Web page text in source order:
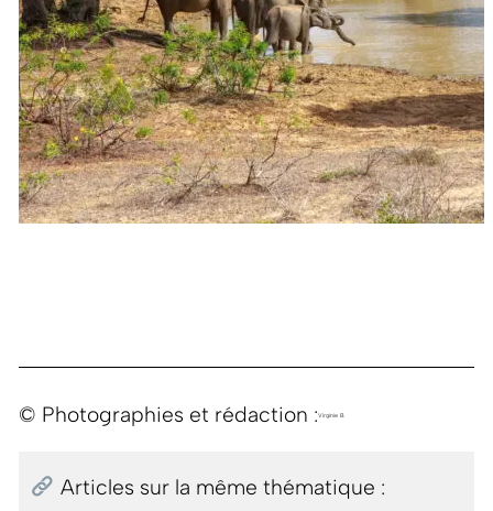
© Photographies et rédaction :Virginie B.
Articles sur la même thématique :